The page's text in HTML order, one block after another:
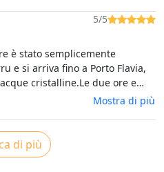
5/5
e si arriva fino a Porto Flavia,
cristalline.Le due ore e
alle interessanti spiegazioni
Mostra di più
di più